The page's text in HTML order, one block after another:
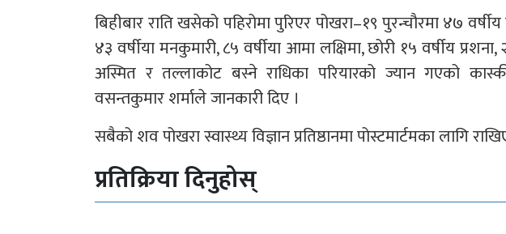
बिहीबार राति खसेको पहिरोमा पुरिएर पोखरा–१९ पुरन्चौरमा ४७
४३ वर्षीया मनकुमारी, ८५ वर्षीया आमा लक्षिमा, छोरी १५ वर्षीय प्रशना,
अस्मित र तल्लाकोट बस्ने राधिका परियारको ज्यान गएको
वसन्तकुमार शर्माले जानकारी दिए ।
सबैको शव पोखरा स्वास्थ्य विज्ञान प्रतिष्ठानमा पोस्टमार्टमका लागि
प्रतिक्रिया दिनुहोस्